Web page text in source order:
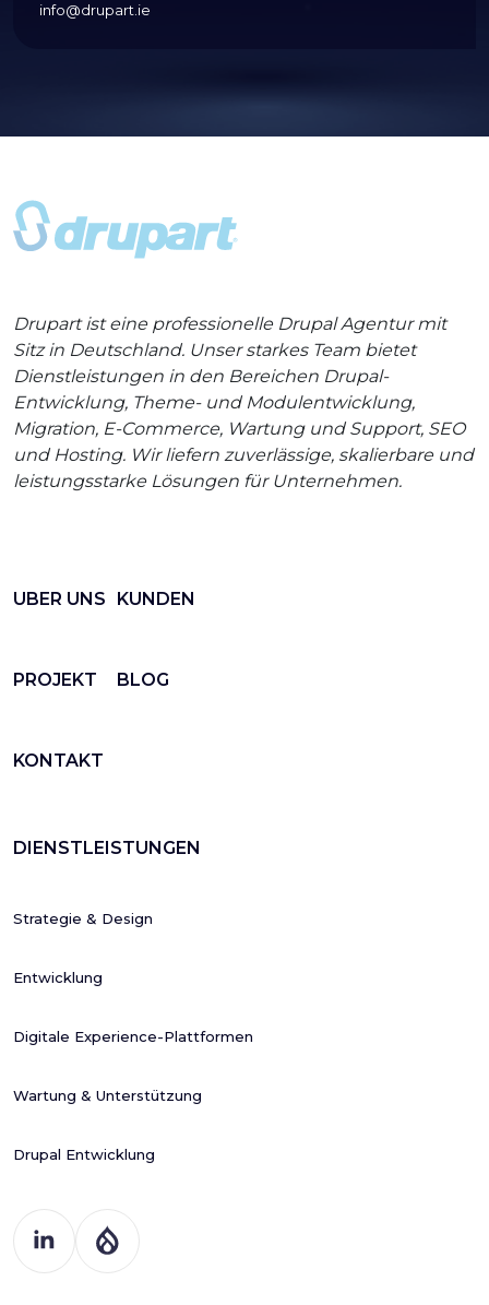
info@drupart.ie
Drupart ist eine professionelle Drupal Agentur mit
Sitz in Deutschland. Unser starkes Team bietet
Dienstleistungen in den Bereichen Drupal-
Entwicklung, Theme- und Modulentwicklung,
Migration, E-Commerce, Wartung und Support, SEO
und Hosting. Wir liefern zuverlässige, skalierbare und
leistungsstarke Lösungen für Unternehmen.
UBER UNS KUNDEN
PROJEKT BLOG
KONTAKT
DIENSTLEISTUNGEN
Strategie & Design
Entwicklung
Digitale Experience-Plattformen
Wartung & Unterstützung
Drupal Entwicklung